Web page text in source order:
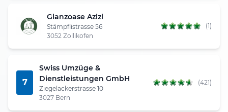
Glanzoase Azizi
Stämpflistrasse 56
3052 Zollikofen
(1)
7
Swiss Umzüge &
Dienstleistungen GmbH
Ziegelackerstrasse 10
3027 Bern
(421)